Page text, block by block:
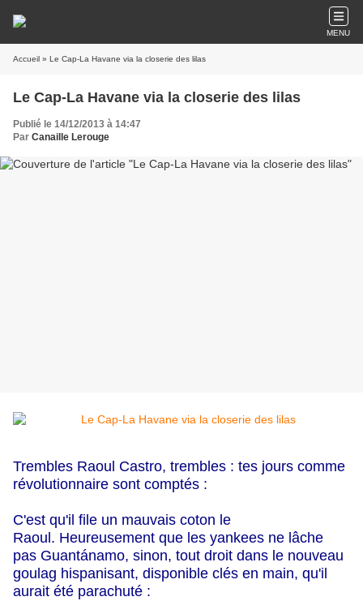
MENU
Accueil » Le Cap-La Havane via la closerie des lilas
Le Cap-La Havane via la closerie des lilas
Publié le 14/12/2013 à 14:47
Par Canaille Lerouge
Trembles Raoul Castro, trembles : tes jours comme
révolutionnaire sont comptés :
C'est qu'il file un mauvais coton le
Raoul. Heureusement que les yankees ne lâche
pas Guantánamo, sinon, tout droit dans le nouveau
goulag hispanisant, disponible clés en main, qu'il
aurait été parachuté :